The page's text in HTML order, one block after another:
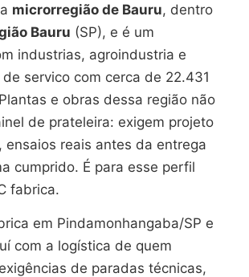
microrregião de Bauru, dentro
Bauru (SP), e é um
industrias, agroindustria e
servico com cerca de 22.431
e obras dessa região não
de prateleira: exigem projeto
ensaios reais antes da entrega
cumprido. É para esse perfil
fabrica.
em Pindamonhangaba/SP e
com a logística de quem
de paradas técnicas,